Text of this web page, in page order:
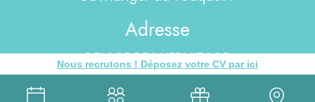
Adresse
1 PLACE DE L HERMITAGE
62520 LE TOUQUET-Paris PLAGE
Nous recrutons ! Déposez votre CV par ici